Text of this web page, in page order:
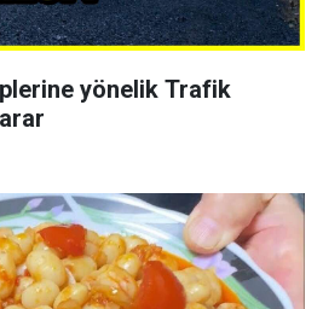
yönelik Trafik